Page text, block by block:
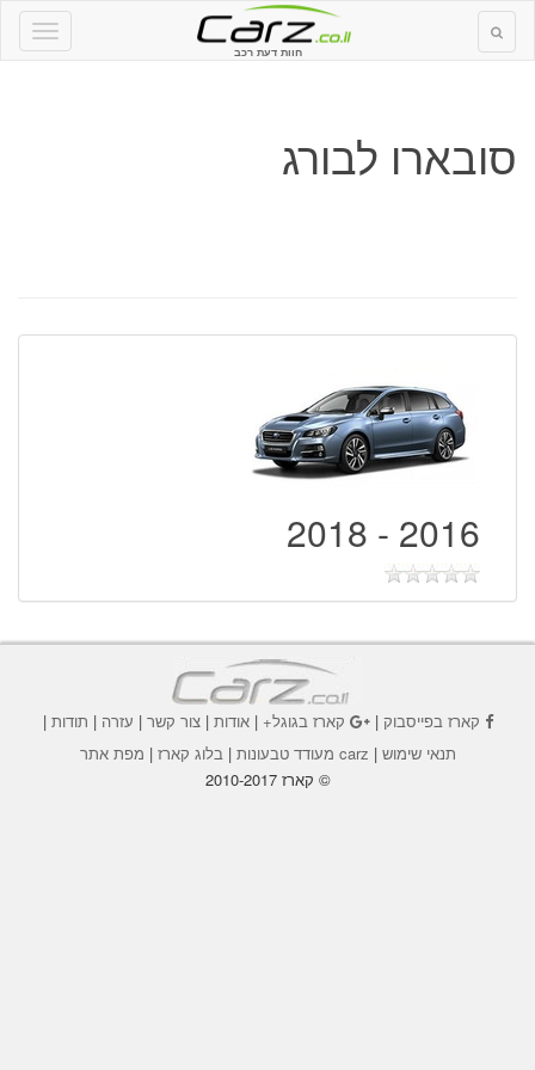
חוות דעת רכב
סובארו לבורג
2016 - 2018
קארז בפייסבוק| קארז בגוגל+|אודות |צור קשר | עזרה | תודות |
תנאי שימוש | carz מעודד טבעונות | בלוג קארז | מפת אתר
© קארז 2010-2017